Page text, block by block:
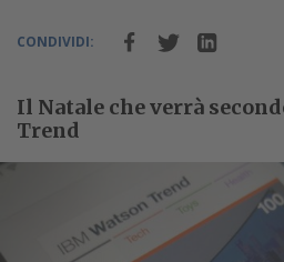
CONDIVIDI:
Il Natale che verrà
Trend